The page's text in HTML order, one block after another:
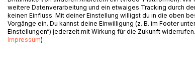
WEITERE TITEL
weitere Datenverarbeitung und ein etwaiges Tracking durch
keinen Einfluss. Mit deiner Einstellung willigst du in die oben
Vorgänge ein. Du kannst deine Einwilligung (z. B. im Footer
Einstellungen“) jederzeit mit Wirkung für die Zukunft
Impressum)